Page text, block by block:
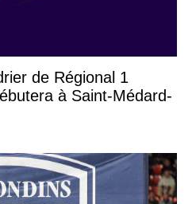
de Régional 1
à Saint-Médard-